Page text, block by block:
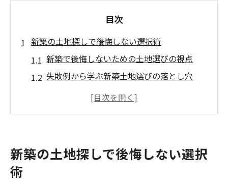
目次
新築の土地探しで後悔しない選択術
新築で後悔しないための土地選びの視点
失敗例から学ぶ新築土地選びの落とし穴
買わない方がいい土地の特徴と新築の関係
新築と土地選びの優先順位を整理するコツ
新築の土地探しで後悔しない選択
術